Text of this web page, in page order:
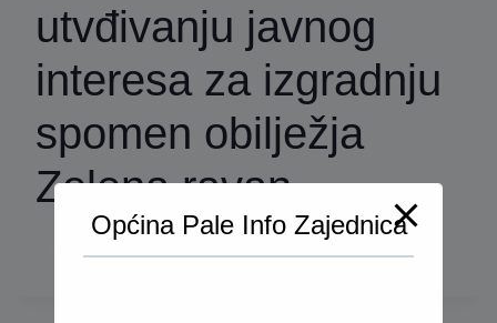
utvđivanju javnog
interesa za izgradnju
spomen obilježja
Zelena ravan
Općina Pale Info Zajednica